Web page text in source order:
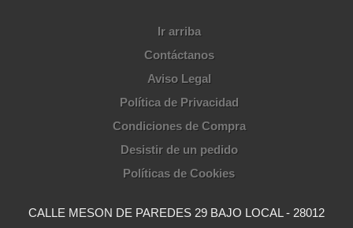
Ir arriba
Contáctanos
Aviso Legal
Política de Privacidad
Condiciones de Compra
Desistir de un pedido
Políticas de Cookies
CALLE MESON DE PAREDES 29 BAJO LOCAL - 28012